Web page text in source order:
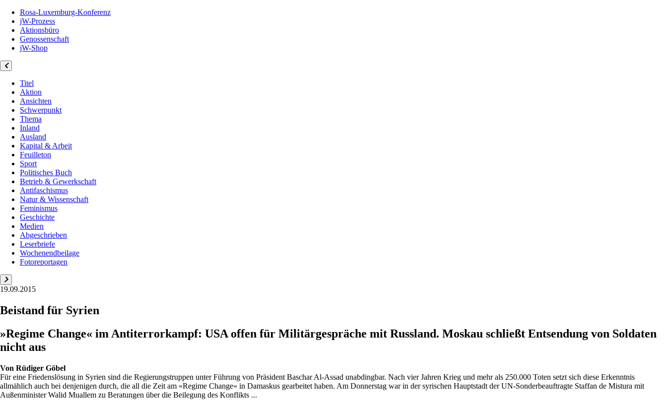
Rosa-Luxemburg-Konferenz
jW-Prozess
Aktionsbüro
Genossenschaft
jW-Shop
Titel
Aktion
Ansichten
Schwerpunkt
Thema
Inland
Ausland
Kapital & Arbeit
Feuilleton
Sport
Politisches Buch
Betrieb & Gewerkschaft
Antifaschismus
Natur & Wissenschaft
Feminismus
Geschichte
Medien
Abgeschrieben
Leserbriefe
Wochenendbeilage
Fotoreportagen
19.09.2015
Beistand für Syrien
»Regime Change« im Antiterrorkampf: USA offen für Militärgespräche mit Russland. Moskau schließt Entsendung von Soldaten
nicht aus
Von Rüdiger Göbel
Für eine Friedenslösung in Syrien sind die Regierungstruppen unter Führung von Präsident Baschar Al-Assad unabdingbar. Nach vier Jahren Krieg und mehr als 250.000 Toten setzt sich diese Erkenntnis
allmählich auch bei denjenigen durch, die all die Zeit am »Regime Change« in Damaskus gearbeitet haben. Am Donnerstag war in der syrischen Hauptstadt der UN-Sonderbeauftragte Staffan de Mistura mit
Außenminister Walid Muallem zu Beratungen über die Beilegung des Konflikts ...